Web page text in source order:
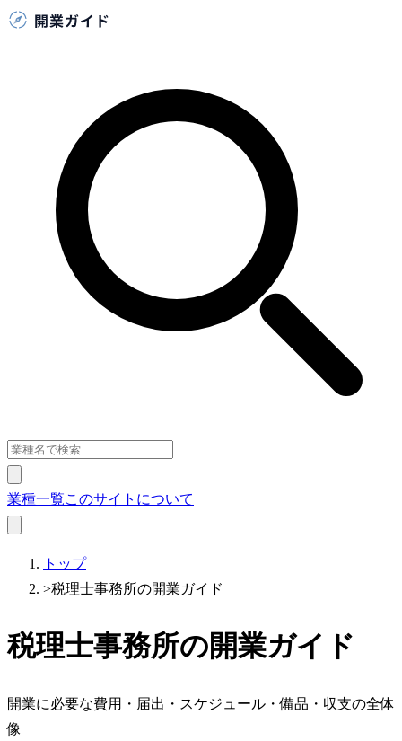
業種一覧このサイトについて
トップ
>税理士事務所の開業ガイド
税理士事務所の開業ガイド
開業に必要な費用・届出・スケジュール・備品・収支の全体
像